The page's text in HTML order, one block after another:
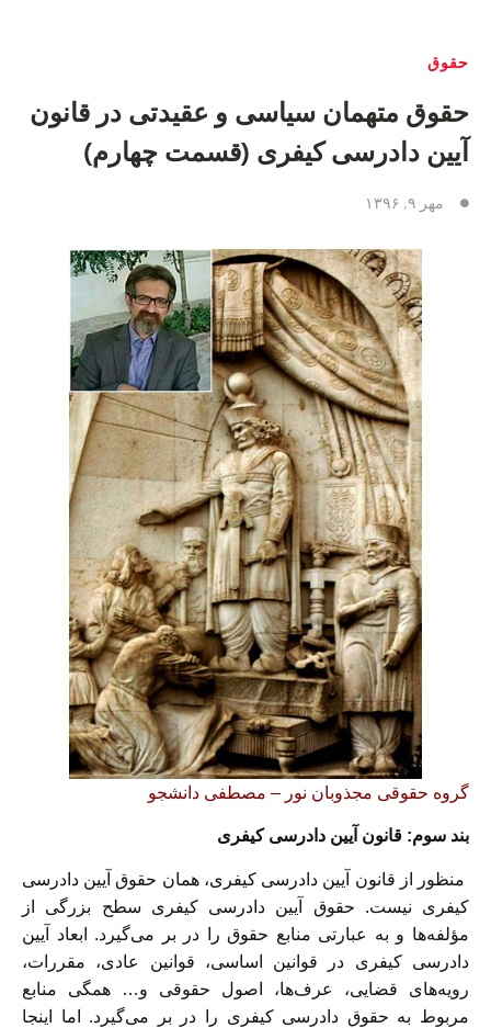
حقوق
حقوق متهمان سیاسی و عقیدتی در قانون
آیین دادرسی کیفری (قسمت چهارم)
مهر ۹, ۱۳۹۶
گروه حقوقی مجذوبان نور – مصطفی دانشجو
بند سوم: قانون آیین دادرسی کیفری
منظور از قانون آیین دادرسی کیفری، همان حقوق آیین دادرسی
کیفری نیست. حقوق آیین دادرسی کیفری سطح بزرگی از
مؤلفه‌ها و به عبارتی منابع حقوق را در بر می‌گیرد. ابعاد آیین
دادرسی کیفری در قوانین اساسی، قوانین عادی، مقررات،
رویه‌های قضایی، عرف‌ها، اصول حقوقی و… همگی منابع
مربوط به حقوق دادرسی کیفری را در بر می‌گیرد. اما اینجا